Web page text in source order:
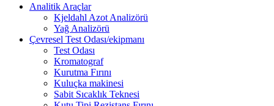
Analitik Araçlar
Kjeldahl Azot Analizörü
Yağ Analizörü
Çevresel Test Odası/ekipmanı
Test Odası
Kromatograf
Kurutma Fırını
Kuluçka makinesi
Sabit Sıcaklık Teknesi